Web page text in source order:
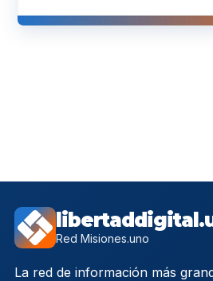
Red Misiones.uno
La red de información más